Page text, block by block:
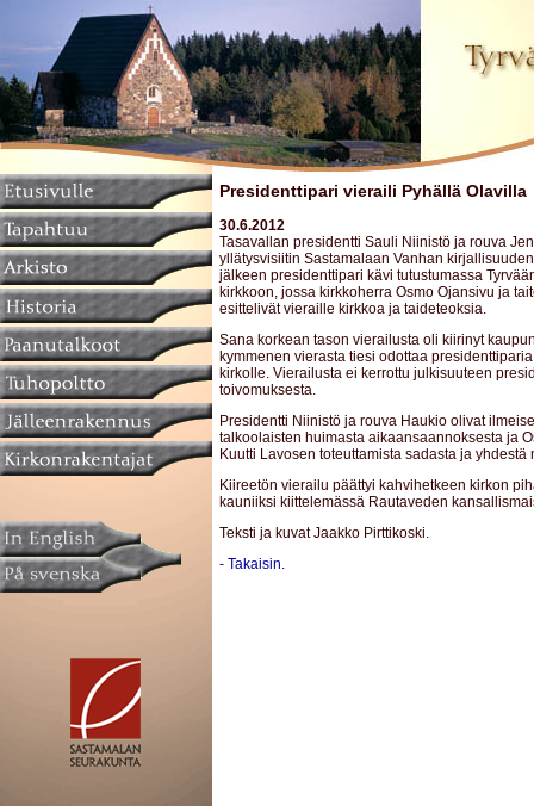
Presidenttipari vieraili Pyhällä Olavilla
30.6.2012
Tasavallan presidentti Sauli Niinistö ja rouva
yllätysvisiitin Sastamalaan Vanhan
jälkeen presidenttipari kävi tutustumassa
kirkkoon, jossa kirkkoherra Osmo Ojansivu ja
esittelivät vieraille kirkkoa ja taideteoksia.
Sana korkean tason vierailusta oli kiirinyt
kymmenen vierasta tiesi odottaa
kirkolle. Vierailusta ei kerrottu julkisuuteen
toivomuksesta.
Presidentti Niinistö ja rouva Haukio olivat
talkoolaisten huimasta aikaansaannoksesta ja
Kuutti Lavosen toteuttamista sadasta ja yhdestä
Kiireetön vierailu päättyi kahvihetkeen kirkon
kauniiksi kiittelemässä Rautaveden
Teksti ja kuvat Jaakko Pirttikoski.
- Takaisin.